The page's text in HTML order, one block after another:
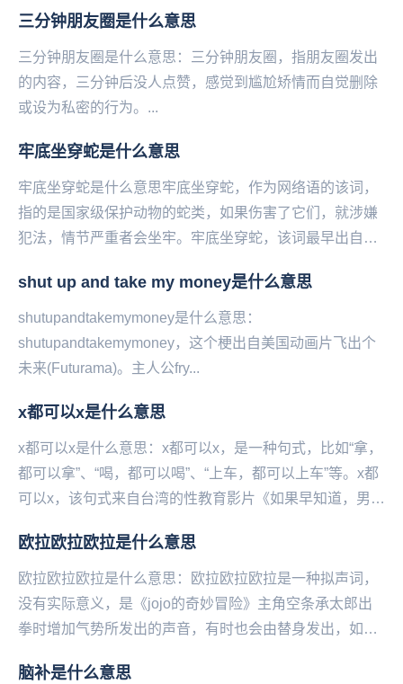
不...
三分钟朋友圈是什么意思
三分钟朋友圈是什么意思：三分钟朋友圈，指‌‌‌‌‌‌‌‌朋友圈发出
的内容，三分钟后没人点赞，感觉到尴尬矫情而自觉删除
或设为私密的行为。...
牢底坐穿蛇是什么意思
牢底坐穿蛇是什么意思牢底坐穿蛇，作为网络语的该词，
指的是国家级保护动物的蛇类，如果伤害了它们，就涉嫌
犯法，情节严重者会坐牢。牢底坐穿蛇，该词最早出自于
比...
shut up and take my money是什么意思
shutupandtakemymoney是什么意思：
shutupandtakemymoney，这个‌‌‌‌‌‌‌‌‌梗出自美国动画片飞出个
未来(Futurama)。主人公fry...
x都可以x是什么意思
x都可以x是什么意思：x都可以x，是一种句式，比如“拿，
都可以拿”、“喝，都可以喝”、“上车，都可以上车”等。x都
可以x，该句式来自台湾的性教育影片《如果早知道，男生
欧拉欧拉欧拉是什么意思
欧拉欧拉欧拉是什么意思：欧拉欧拉欧拉是一种拟声词，
没有实际意义，是《jojo的奇妙冒险》主角空条承太郎出
拳时增加气势所发出的声音，有时也会由替身发出，如白
脑补是什么意思